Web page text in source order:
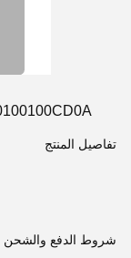
تفاصيل المنتج
شروط الدفع والشحن